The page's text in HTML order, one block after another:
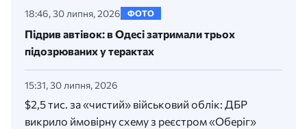
18:46, 30 липня, 2026 ФОТО
Підрив автівок: в Одесі затримали трьох
підозрюваних у терактах
15:31, 30 липня, 2026
$2,5 тис. за «чистий» військовий облік: ДБР
викрило ймовірну схему з реєстром «Оберіг»